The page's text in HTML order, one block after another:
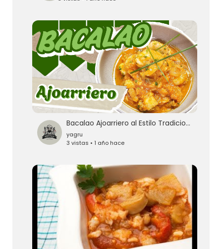
Bacalao Ajoarriero al Estilo Tradicional
yagru
3 vistas • 1 año hace